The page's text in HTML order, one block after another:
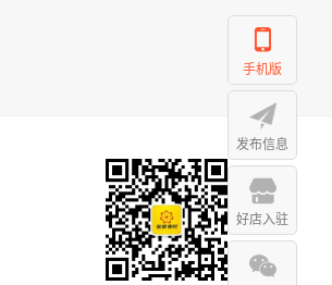
手机版
发布信息
好店入驻